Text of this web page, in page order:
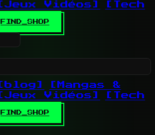
[Jeux Vidéos]
[Tech
FIND_SHOP
[blog]
[Mangas &
[Jeux Vidéos]
[Tech
FIND_SHOP